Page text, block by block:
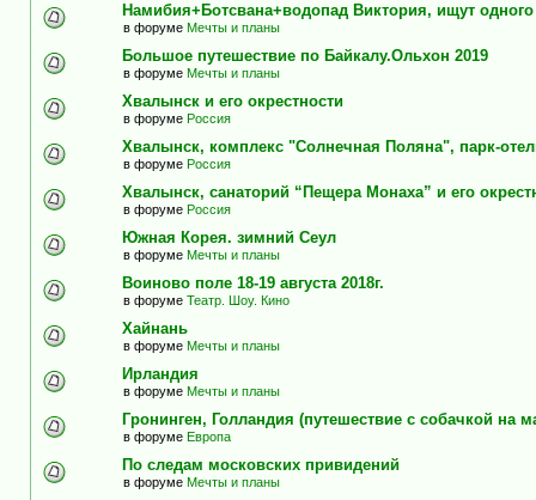
Намибия+Ботсвана+водопад Виктория, ищут
в форуме Мечты и планы
Большое путешествие по Байкалу.Ольхон 2019
в форуме Мечты и планы
Хвалынск и его окрестности
в форуме Россия
Хвалынск, комплекс "Солнечная Поляна", парк-
в форуме Россия
Хвалынск, санаторий “Пещера Монаха” и его
в форуме Россия
Южная Корея. зимний Сеул
в форуме Мечты и планы
Воиново поле 18-19 августа 2018г.
в форуме Театр. Шоу. Кино
Хайнань
в форуме Мечты и планы
Ирландия
в форуме Мечты и планы
Гронинген, Голландия (путешествие с собачкой на
в форуме Европа
По следам московских привидений
в форуме Мечты и планы